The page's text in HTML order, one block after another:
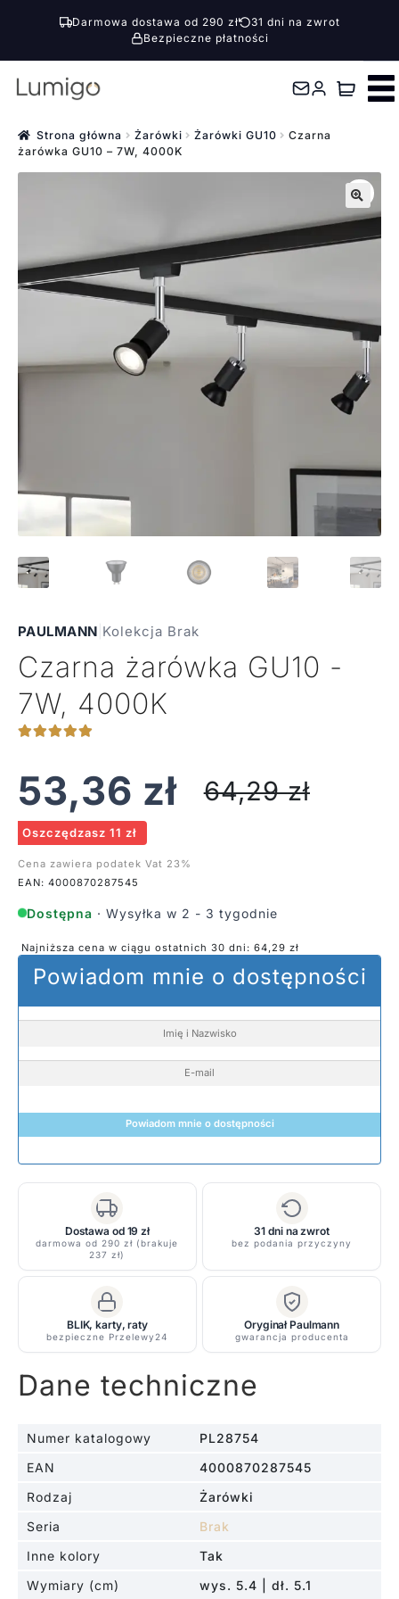
Darmowa dostawa od 290 zł
31 dni na zwrot
Bezpieczne płatności
Przejdź
nawigacji
Przejdź
treści Strona główna Żarówki Żarówki GU10
Czarna
żarówka GU10 – 7W, 4000K
🔍
PAULMANN Kolekcja Brak
Czarna żarówka GU10 -
7W, 4000K
53,36 zł 64,29zł
Oszczędzasz 11 zł
Cena zawiera podatek Vat 23%
EAN: 4000870287545
Dostępna · Wysyłka w 2 - 3 tygodnie
Najniższa cena w ciągu ostatnich 30 dni: 64,29 zł
Powiadom mnie o dostępności
Powiadom mnie o dostępności
Dostawa od 19 zł
darmowa od 290 zł (brakuje
237 zł)
31 dni na zwrot
bez podania przyczyny
BLIK, karty, raty
bezpieczne Przelewy24
Oryginał Paulmann
gwarancja producenta
Dane techniczne
Numer katalogowy
PL28754
EAN
4000870287545
Rodzaj
Żarówki
Seria
Brak
Inne kolory
Tak
Wymiary (cm)
wys. 5.4 | dł. 5.1